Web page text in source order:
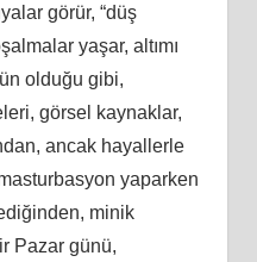
görür, “düş
yaşar, altımı
olduğu gibi,
görsel kaynaklar,
ancak hayallerle
yaparken
minik
Pazar günü,